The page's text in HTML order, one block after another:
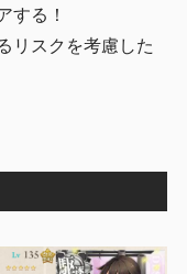
する！
リスクを考慮した